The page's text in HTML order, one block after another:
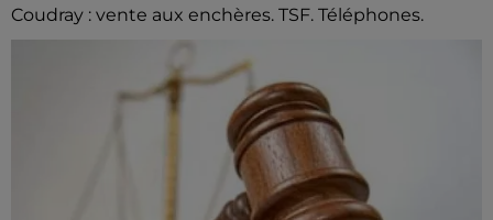
Coudray : vente aux enchères. TSF. Téléphones.